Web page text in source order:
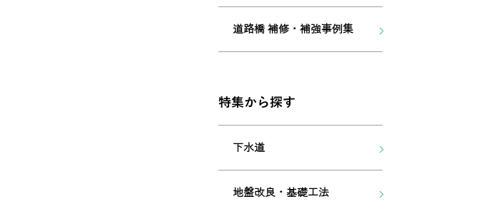
道路橋 補修・補強事例集
特集から探す
下水道
地盤改良・基礎工法